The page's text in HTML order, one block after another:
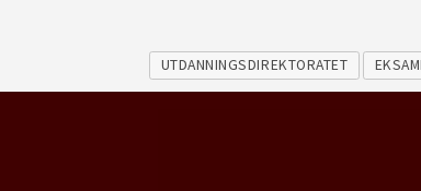
UTDANNINGSDIREKTORATET